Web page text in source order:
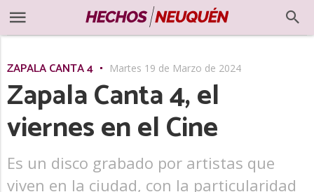
ZAPALA CANTA 4 Martes 19 de Marzo de 2024
Zapala Canta 4, el
viernes en el Cine
Es un disco grabado por artistas que
viven en la ciudad, con la particularidad